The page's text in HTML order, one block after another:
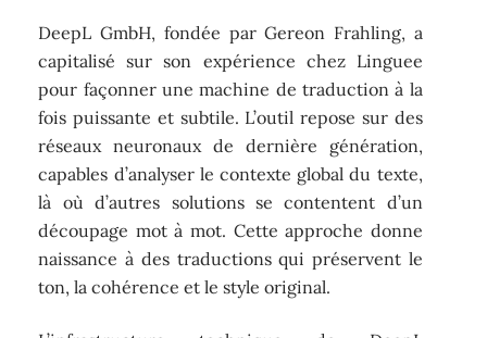
DeepL GmbH, fondée par Gereon Frahling, a
capitalisé sur son expérience chez Linguee
pour façonner une machine de traduction à la
fois puissante et subtile. L’outil repose sur des
réseaux neuronaux de dernière génération,
capables d’analyser le contexte global du texte,
là où d’autres solutions se contentent d’un
découpage mot à mot. Cette approche donne
naissance à des traductions qui préservent le
ton, la cohérence et le style original.